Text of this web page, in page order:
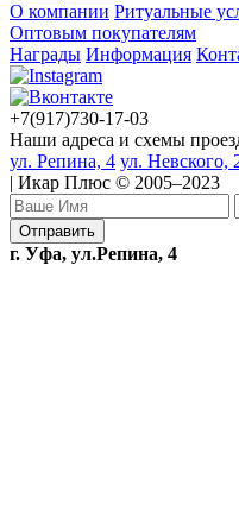
О компании Ритуальные
Оптовым покупателям
Награды Информация
+7(917)730-17-03
Наши адреса и схемы
ул. Репина, 4 ул. Невского,
| Икар Плюс © 2005–2023
г. Уфа, ул.Репина, 4